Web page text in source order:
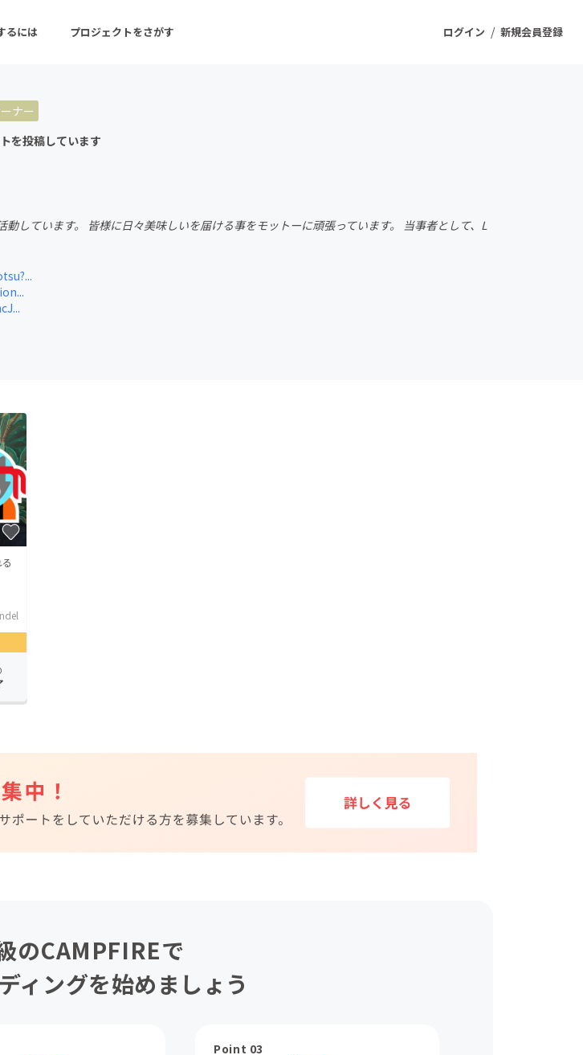
ログイン / 新規会員登録
るには プロジェクトをさがす
ジェクト
フード・飲食店
ファッション
ナー
を投稿しています
動しています。 皆様に日々美味しいを届ける事をモットーに頑張っています。 当事者として、L
のCAMPFIREで
ィングを始めましょう
Point 03